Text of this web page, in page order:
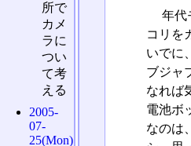
年代
コリを
いでに
ブジャ
なれば
電池ボ
なのは
所で
カメ
ラに
つい
て考
える
2005-
07-
25(Mon)